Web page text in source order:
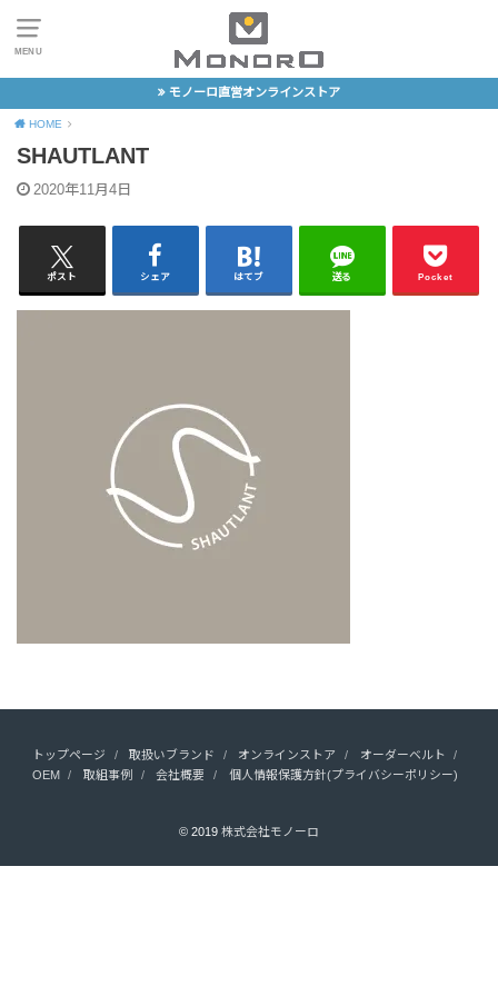
MENU
モノーロ直営オンラインストア
HOME
SHAUTLANT
2020年11月4日
ポスト シェア はてブ 送る Pocket
トップページ 取扱いブランド オンラインストア
オーダーベルト
OEM
取組事例 会社概要 個人情報保護方針(プライバシーポリシー)
© 2019 株式会社モノーロ